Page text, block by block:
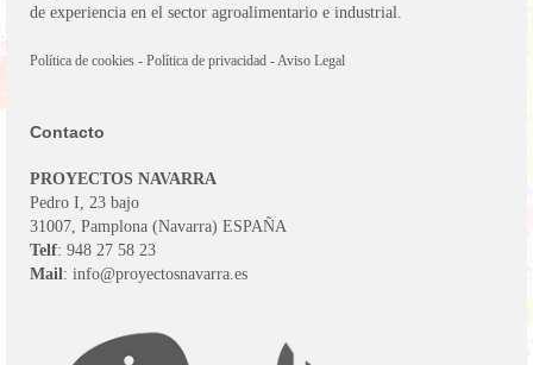
de experiencia en el sector agroalimentario e industrial.
Política de cookies - Política de privacidad -Aviso Legal
Contacto
PROYECTOS NAVARRA
Pedro I, 23 bajo
31007, Pamplona (Navarra) ESPAÑA
Telf: 948 27 58 23
Mail: info@proyectosnavarra.es